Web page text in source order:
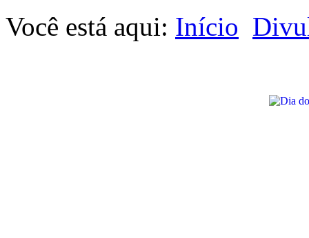
Você está aqui: Início